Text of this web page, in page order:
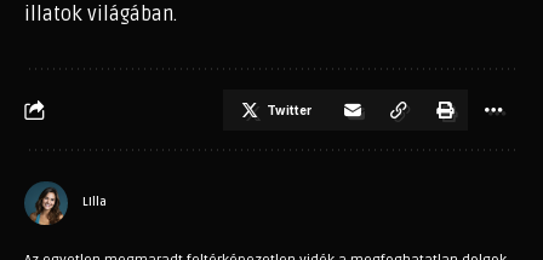
illatok világában.
Twitter
LIlla